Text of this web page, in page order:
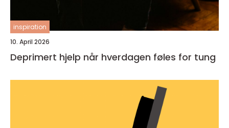
inspiration
10. April 2026
Deprimert hjelp når hverdagen føles for tung